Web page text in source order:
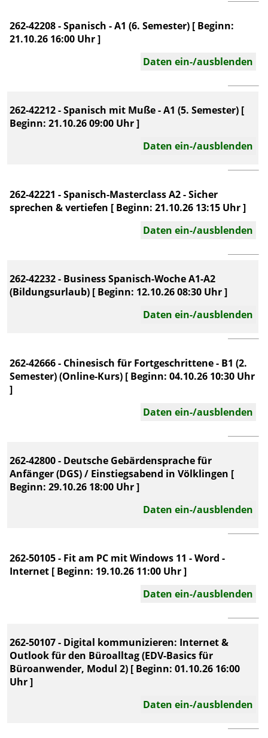
262-42208 - Spanisch - A1 (6. Semester) [ Beginn:
21.10.26 16:00 Uhr ]
Daten ein-/ausblenden
262-42212 - Spanisch mit Muße - A1 (5. Semester) [
Beginn: 21.10.26 09:00 Uhr ]
Daten ein-/ausblenden
262-42221 - Spanisch-Masterclass A2 - Sicher
sprechen & vertiefen [ Beginn: 21.10.26 13:15 Uhr ]
Daten ein-/ausblenden
262-42232 - Business Spanisch-Woche A1-A2
(Bildungsurlaub) [ Beginn: 12.10.26 08:30 Uhr ]
Daten ein-/ausblenden
262-42666 - Chinesisch für Fortgeschrittene - B1 (2.
Semester) (Online-Kurs) [ Beginn: 04.10.26 10:30 Uhr
]
Daten ein-/ausblenden
262-42800 - Deutsche Gebärdensprache für
Anfänger (DGS) / Einstiegsabend in Völklingen [
Beginn: 29.10.26 18:00 Uhr ]
Daten ein-/ausblenden
262-50105 - Fit am PC mit Windows 11 - Word -
Internet [ Beginn: 19.10.26 11:00 Uhr ]
Daten ein-/ausblenden
262-50107 - Digital kommunizieren: Internet &
Outlook für den Büroalltag (EDV-Basics für
Büroanwender, Modul 2) [ Beginn: 01.10.26 16:00
Uhr ]
Daten ein-/ausblenden